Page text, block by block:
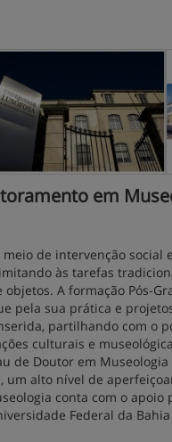
em
de intervenção
às tarefas
A formação Pós-
pela sua prática e
partilhando com o
culturais e
de Doutor em
um alto nível de
conta com o
Federal da Bahia